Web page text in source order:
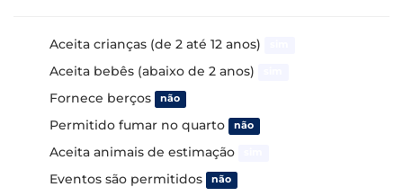
Aceita crianças (de 2 até 12 anos)
Aceita bebês (abaixo de 2 anos)
Fornece berços não
Permitido fumar no quarto não
Aceita animais de estimação
Eventos são permitidos não